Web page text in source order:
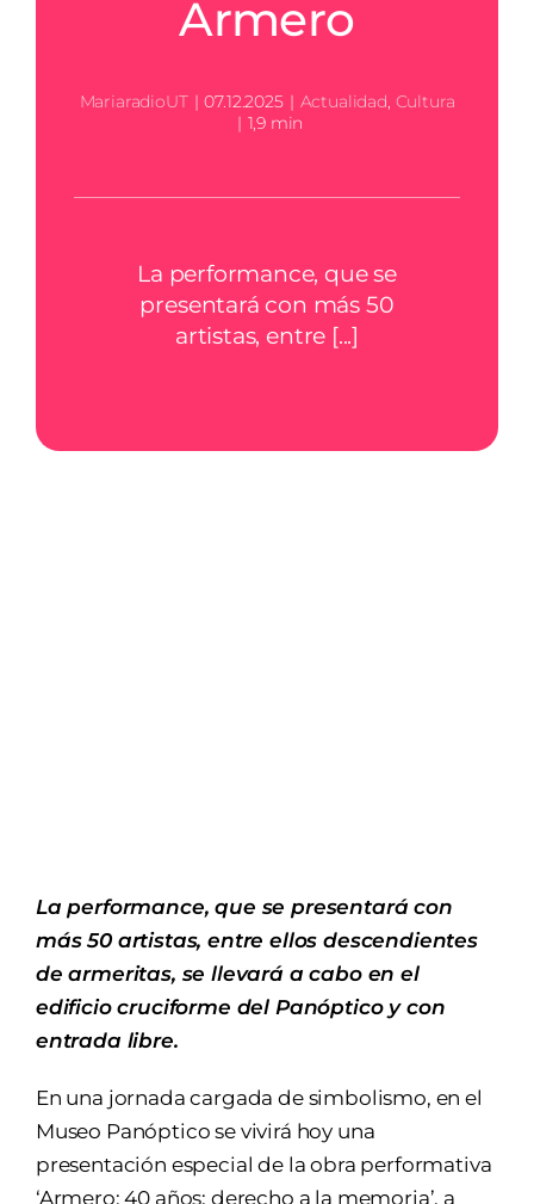
Armero
MariaradioUT | 07.12.2025 | Actualidad, Cultura
| 1,9 min
La performance, que se
presentará con más 50
artistas, entre [...]
La performance, que se presentará con
más 50 artistas, entre ellos descendientes
de armeritas, se llevará a cabo en el
edificio cruciforme del Panóptico y con
entrada libre.
En una jornada cargada de simbolismo, en el
Museo Panóptico se vivirá hoy una
presentación especial de la obra performativa
‘Armero: 40 años: derecho a la memoria’, a